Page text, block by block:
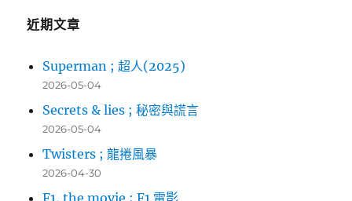
近期文章
Superman ; 超人(2025)
2026-05-04
Secrets & lies ; 秘密與謊言
2026-05-04
Twisters ; 龍捲風暴
2026-04-30